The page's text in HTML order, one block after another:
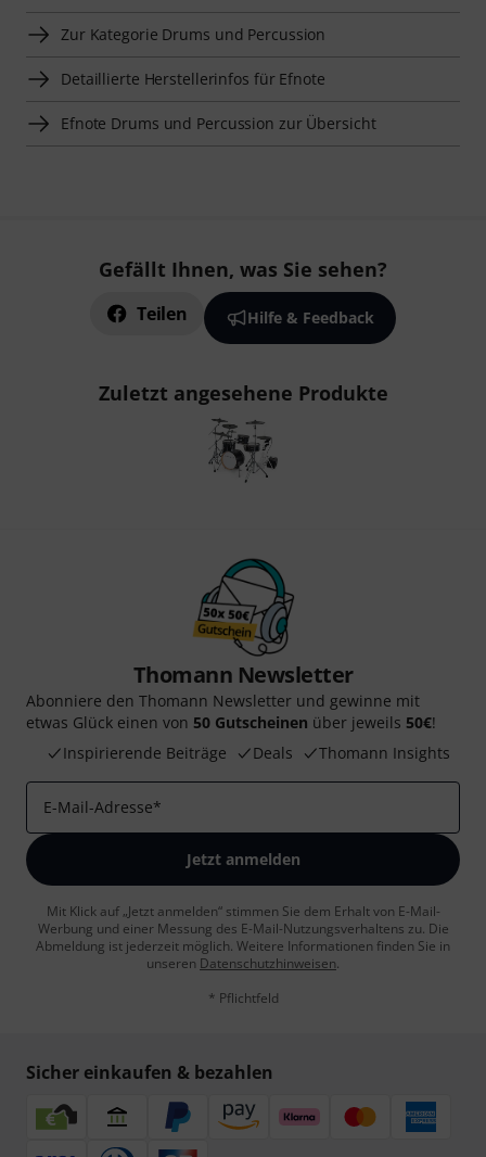
Zur Kategorie Drums und Percussion
Detaillierte Herstellerinfos für Efnote
Efnote Drums und Percussion zur Übersicht
Gefällt Ihnen, was Sie sehen?
Teilen Hilfe & Feedback
Zuletzt angesehene Produkte
Thomann Newsletter
Abonniere den Thomann Newsletter und gewinne mit
etwas Glück einen von 50 Gutscheinen über jeweils 50€!
Inspirierende Beiträge
Deals Thomann Insights
E-Mail-Adresse*
Jetzt anmelden
Mit Klick auf „Jetzt anmelden“ stimmen Sie dem Erhalt von E-Mail-
Werbung und einer Messung des E-Mail-Nutzungsverhaltens zu. Die
Abmeldung ist jederzeit möglich. Weitere Informationen finden Sie in
unseren Datenschutzhinweisen.
* Pflichtfeld
Sicher einkaufen & bezahlen